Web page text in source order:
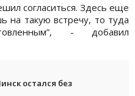
согласиться. Здесь еще
на такую ​​встречу, то туда
- добавил
остался без